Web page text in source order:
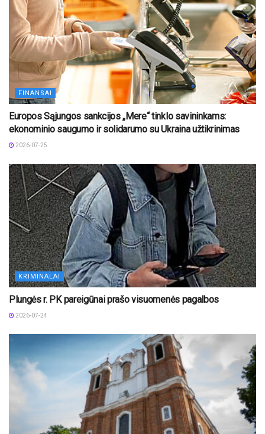
FINANSAI
Europos Sąjungos sankcijos „Mere“ tinklo savininkams:
ekonominio saugumo ir solidarumo su Ukraina užtikrinimas
2026-07-25
KRIMINALAI
Plungės r. PK pareigūnai prašo visuomenės pagalbos
2026-07-24